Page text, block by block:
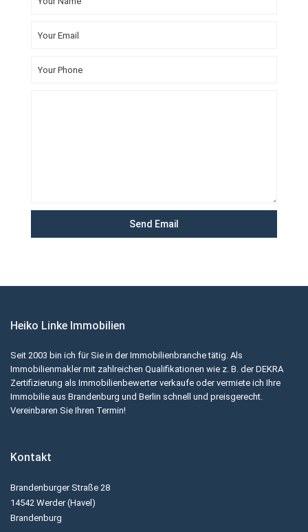
Heiko Linke Immobilien
Seit 2003 bin ich für Sie in der Immobilienbranche tätig. Als
Immobilienmakler mit zahlreichen Qualifikationen wie z. B. der DEKRA
Zertifizierung als Immobilienbewerter verkaufe oder vermiete ich Ihre
Immobilie aus Brandenburg und Berlin schnell und preisgerecht.
Vereinbaren Sie Ihren Termin!
Kontakt
Brandenburger Straße 28
14542 Werder (Havel)
Brandenburg